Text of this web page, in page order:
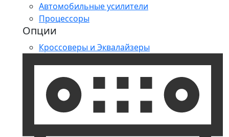
Автомобильные усилители
Процессоры
Опции
Кроссоверы и Эквалайзеры